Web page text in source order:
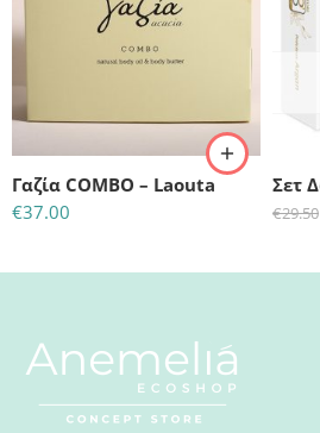
Γαζία COMBO – Laouta
€37.00 €29.50